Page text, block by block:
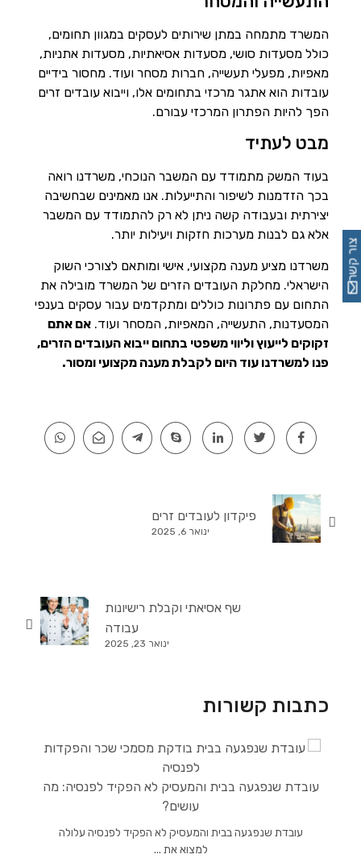
המשרד מתמחה במתן שירותים לעסקים במגוון תחומים,
כולל מסעדות סושי, מסעדות אסיאתיות, מסעדות אתניות,
מאפיות, מפעלי תעשייה, חברות מסחר ועוד. מחסור בידיים
עובדות הוא אתגר מרכזי בתחומים אלו, וייבוא עובדים זרים
הפך להיות הפתרון המרכזי עבורם.
מבט לעתיד
בעוד המשק מתמודד עם המשבר הנוכחי, משרדנו רואה
בכך הזדמנות לשיפור והתייעלות. אנו מאמינים שבחשיבה
יצירתית ובעבודה קשה ניתן לא רק להתמודד עם המשבר
אלא גם לבנות מערכות חזקות ויעילות יותר.
משרדנו מציע מענה מקצועי, אישי ומותאם לצורכי השוק
הישראלי. מחלקת העובדים הזרים של המשרד מובילה את
התחום עם פתרונות כוללים ומתקדמים עבור עסקים בענפי
המסעדנות, התעשייה, המאפיות, המסחר ועוד. אם אתם
זקוקים לייעוץ וליווי משפטי בתחום ייבוא העובדים הזרים,
פנו למשרדנו עוד היום לקבלת מענה מקצועי ומסור.
פיקדון לעובדים זרים
ינואר 6, 2025
שף אסיאתי וקבלת רישיונות
עבודה
ינואר 23, 2025
כתבות קשורות
עובדת שנפגעה בבית והמעסיק לא הפקיד לפנסיה: מה
עושים?
עובדת שנפגעה בבית והמעסיק לא הפקיד לפנסיה עלולה
למצוא את ...
צור קשר